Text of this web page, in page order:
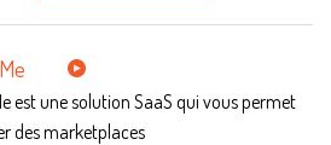
est une solution SaaS qui vous permet
des marketplaces